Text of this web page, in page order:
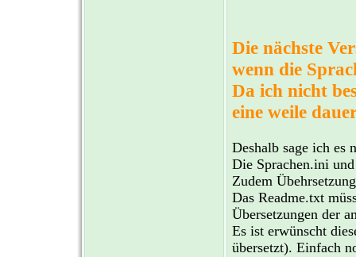
Die nächste
wenn die
Da ich nicht
eine weile
Deshalb sage ich es
Die Sprachen.ini
Zudem
Das Readme.txt
Übersetzungen der
Es ist erwünscht
übersetzt). Einfach